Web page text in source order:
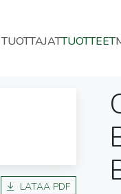
TUOTTAJATTUOTTEET
LATAA PDF